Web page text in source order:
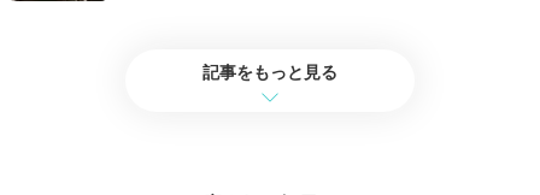
記事をもっと見る